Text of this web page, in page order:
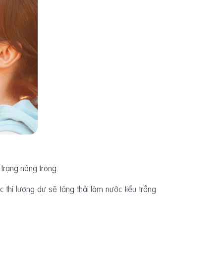
nóng trong.
lượng dư sẽ tăng thải làm nước tiểu trắng